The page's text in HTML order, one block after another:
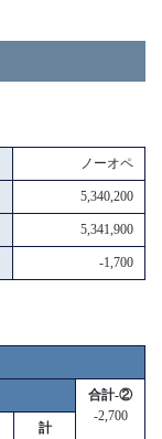
ノーオペ
5,340,200
5,341,900
-1,700
合計-②
-2,700
計